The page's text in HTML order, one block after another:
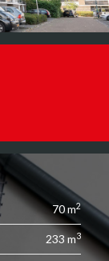
70 m2
233 m3